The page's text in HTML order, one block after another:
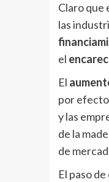
Claro que
las
el
El
por efecto
y las
de la
de
El paso